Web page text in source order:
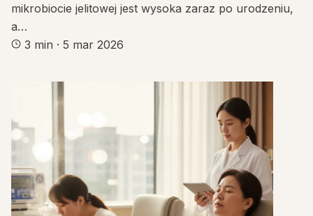
mikrobiocie jelitowej jest wysoka zaraz po urodzeniu,
a…
3 min · 5 mar 2026